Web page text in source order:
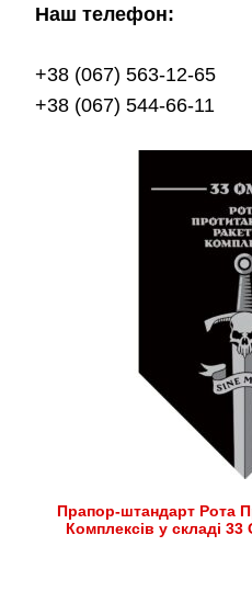
Наш телефон:
+38 (067) 563-12-65
+38 (067) 544-66-11
Прапор-штандарт Рота
Комплексів у складі